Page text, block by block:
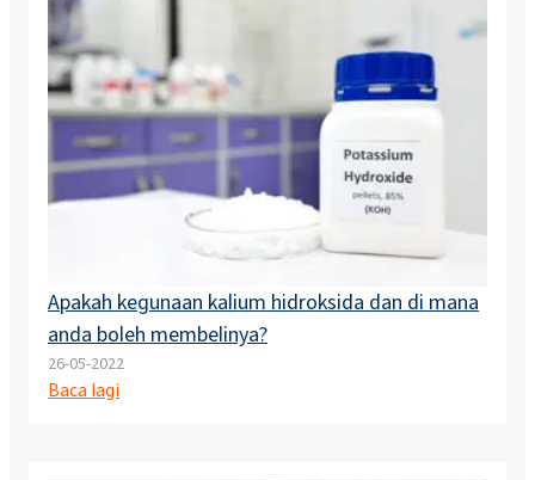
Apakah kegunaan kalium hidroksida dan di mana
anda boleh membelinya?
26-05-2022
Baca lagi